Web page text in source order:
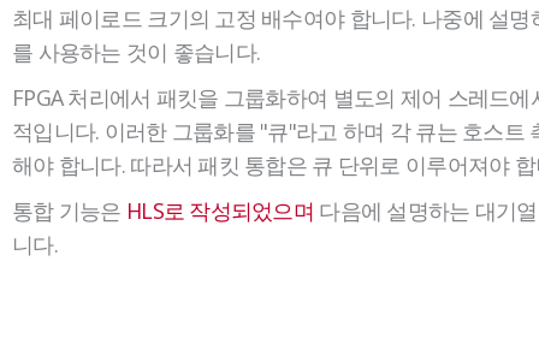
최대 페이로드 크기의 고정 배수여야 합니다. 나중에 설명
를 사용하는 것이 좋습니다.
FPGA 처리에서 패킷을 그룹화하여 별도의 제어 스레드
적입니다. 이러한 그룹화를 "큐"라고 하며 각 큐는 호스트
해야 합니다. 따라서 패킷 통합은 큐 단위로 이루어져야
통합 기능은 HLS로 작성되었으며 다음에 설명하는 대기
니다.